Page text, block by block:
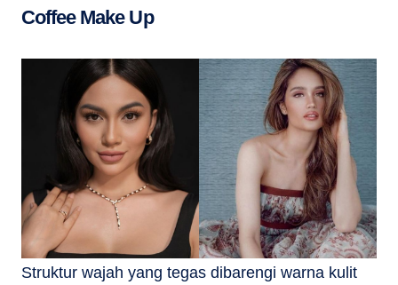
Coffee Make Up
Struktur wajah yang tegas dibarengi warna kulit